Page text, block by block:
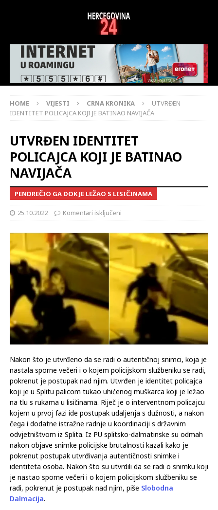
HOME VIJESTI CRNA KRONIKA
UTVRĐEN
IDENTITET POLICAJCA KOJI JE BATINAO NAVIJAČA
UTVRĐEN IDENTITET
POLICAJCA KOJI JE BATINAO
NAVIJAČA
PENDREČIO GA DOK JE LEŽAO S LISIČINAMA
25.10.2022 Komentari isključeni
Nakon što je utvrđeno da se radi o autentičnoj snimci, koja je
nastala sporne večeri i o kojem policijskom službeniku se radi,
pokrenut je postupak nad njim. Utvrđen je identitet policajca
koji je u Splitu palicom tukao uhićenog muškarca koji je ležao
na tlu s rukama u lisičinama. Riječ je o interventnom policajcu
kojem u prvoj fazi ide postupak udaljenja s dužnosti, a nakon
čega i dodatne istražne radnje u koordinaciji s državnim
odvjetništvom iz Splita. Iz PU splitsko-dalmatinske su odmah
nakon objave snimke policijske brutalnosti kazali kako je
pokrenut postupak utvrđivanja autentičnosti snimke i
identiteta osoba. Nakon što su utvrdili da se radi o snimku koji
je nastao sporne večeri i o kojem policijskom službeniku se
radi, pokrenut je postupak nad njim, piše Slobodna
Dalmacija.